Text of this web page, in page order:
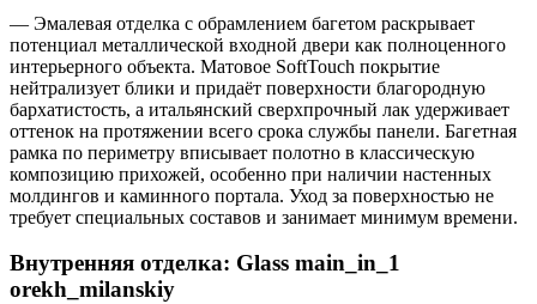
— Эмалевая отделка с обрамлением багетом раскрывает
потенциал металлической входной двери как полноценного
интерьерного объекта. Матовое SoftTouch покрытие
нейтрализует блики и придаёт поверхности благородную
бархатистость, а итальянский сверхпрочный лак удерживает
оттенок на протяжении всего срока службы панели. Багетная
рамка по периметру вписывает полотно в классическую
композицию прихожей, особенно при наличии настенных
молдингов и каминного портала. Уход за поверхностью не
требует специальных составов и занимает минимум времени.
Внутренняя отделка: Glass main_in_1
orekh_milanskiy